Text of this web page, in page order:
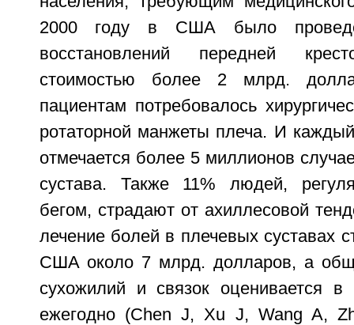
2000 году в США было
восстановлений передней
стоимостью более 2 млрд.
пациентам потребовалось
ротаторной манжеты плеча. И
отмечается более 5 миллионов
сустава. Также 11% людей,
бегом, страдают от ахиллесовой
лечение болей в плечевых суставах
США около 7 млрд. долларов, а
сухожилий и связок оценивается
ежегодно (Chen J, Xu J, Wang A,